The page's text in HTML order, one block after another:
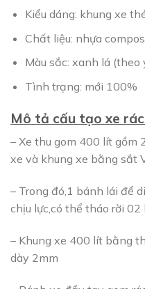
Kiểu dáng: khung xe
Chất liệu: nhựa
Màu sắc: xanh lá (theo
Tình trạng: mới 100%
Mô tả cấu tạo xe
– Xe thu gom 400 lít gồm
xe và khung xe bằng sắt
– Trong đó,1 bánh lái để
chịu lực,có thể tháo rời
– Khung xe 400 lít bằng
dày 2mm